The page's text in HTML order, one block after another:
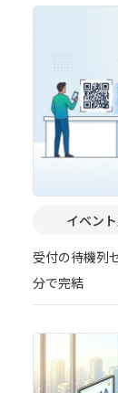
イベン
受付の待機列
分で完結